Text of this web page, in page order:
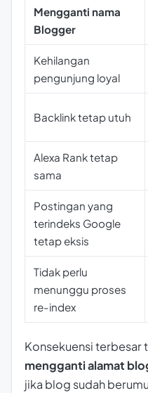
Mengganti nama
Blogger
Kehilangan
pengunjung loyal
Backlink tetap utuh
Alexa Rank tetap
sama
Postingan yang
terindeks Google
tetap eksis
Tidak perlu
menunggu proses
re-index
Konsekuensi terbesar
mengganti alamat
jika blog sudah